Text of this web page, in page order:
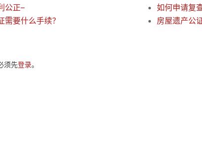
公正–
如何申请复
需要什么手续？
房屋遗产公
须先登录。